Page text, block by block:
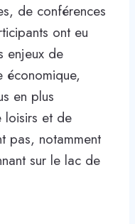
de conférences
ont eu
enjeux de
économique,
en plus
loisirs et de
pas, notamment
sur le lac de